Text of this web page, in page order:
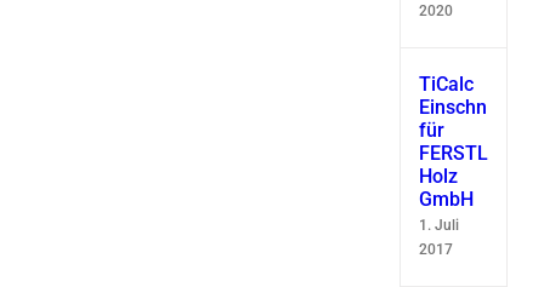
2020
TiCalc
für
FERSTL
Holz
GmbH
1. Juli
2017